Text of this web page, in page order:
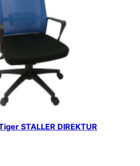
STALLER DIREKTUR